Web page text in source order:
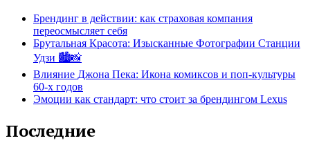
Брендинг в действии: как страховая компания
переосмысляет себя
Брутальная Красота: Изысканные Фотографии Станции
Удзи 🏙️📸
Влияние Джона Пека: Икона комиксов и поп-культуры
60-х годов
Эмоции как стандарт: что стоит за брендингом Lexus
Последние